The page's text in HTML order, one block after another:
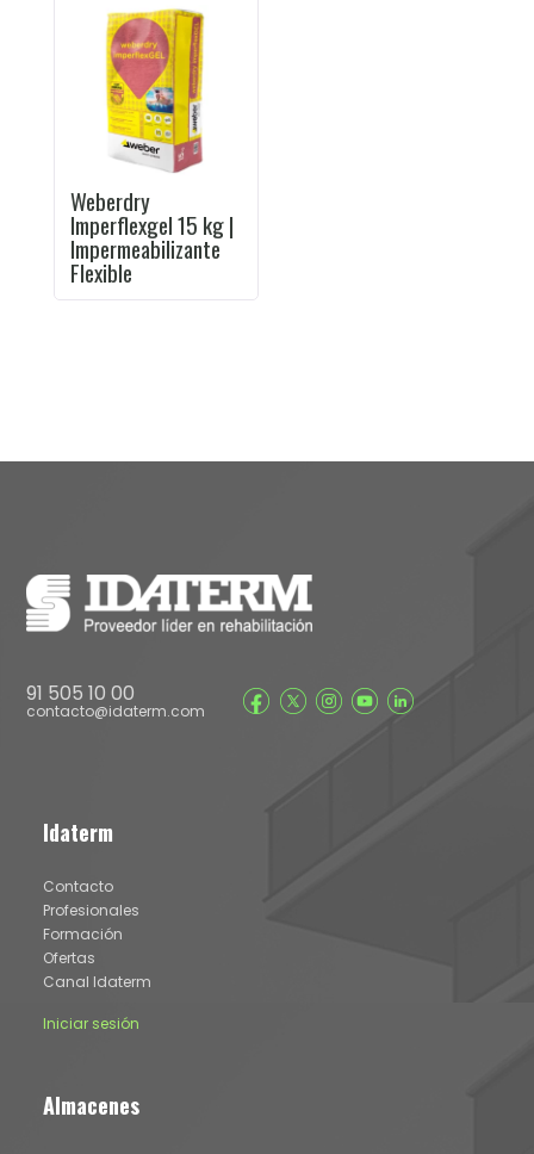
Weberdry
Imperflexgel 15 kg |
Impermeabilizante
Flexible
91 505 10 00
contacto@idaterm.com
Idaterm
Contacto
Profesionales
Formación
Ofertas
Canal Idaterm
Iniciar sesión
Almacenes